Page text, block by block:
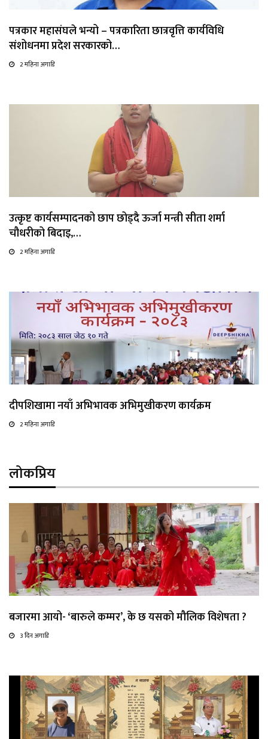
पत्रकार महासंघले भन्यो – पत्रकारिता छात्रवृत्ति कार्यविधि
संशोधनमा प्रदेश सरकारको…
2 महिना अगाडि
उत्कृष्ट कार्यसम्पादनको छाप छोड्दै ऊर्जा मन्त्री सीता शर्मा
चौधरीको बिदाइ,…
2 महिना अगाडि
दीपशिखामा नयाँ अभिभावक अभिमुखीकरण कार्यक्रम
2 महिना अगाडि
लोकप्रिय
बजारमा आयो- ‘बारुले कम्मर’, के छ यसको मौलिक विशेषता ?
3 दिन अगाडि